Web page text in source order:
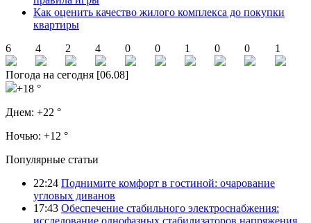
Как оценить качество жилого комплекса до покупки
квартиры
6
4 2 4 0 0 1 0 0 1
Погода на сегодня [06.08]
+18 °
Днем: +22 °
Ночью: +12 °
Популярные статьи
22:24 Поднимите комфорт в гостиной: очарование
угловых диванов
17:43 Обеспечение стабильного электроснабжения:
исследование однофазных стабилизаторов напряжения